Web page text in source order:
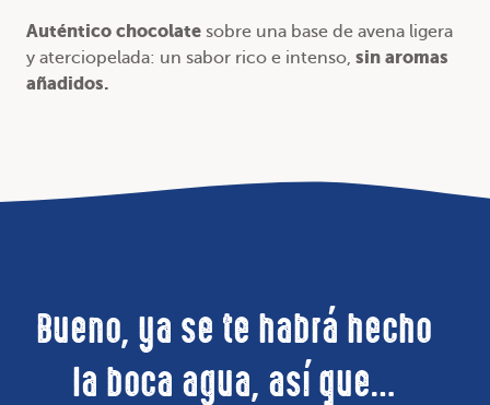
Auténtico chocolate sobre una base de avena ligera
y aterciopelada: un sabor rico e intenso, sin aromas
añadidos.
Bueno, ya se te habrá hecho
la boca agua, así que…